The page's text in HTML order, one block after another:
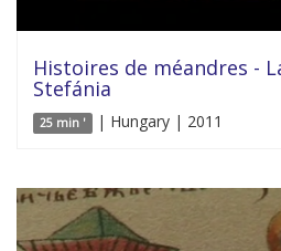
Histoires de méandres -
Stefánia
25 min ' | Hungary | 2011